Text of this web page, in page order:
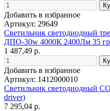
Добавить в избранное
Артикул: 29649
Светильник светодиодный
ДПО-30w 4000К 2400Лм 35
1 487,49 р.
Добавить в избранное
Артикул: 1412000010
Светильник светодиодный
driver)
7 295,04 р.